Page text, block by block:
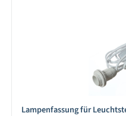
Lampenfassung für